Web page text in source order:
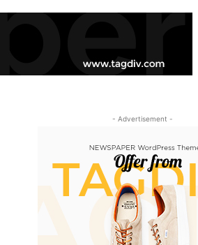
- Advertisement -